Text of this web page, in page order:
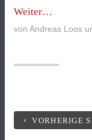
Weiter„Hack
the
von Andreas Loos
VORHERIGE